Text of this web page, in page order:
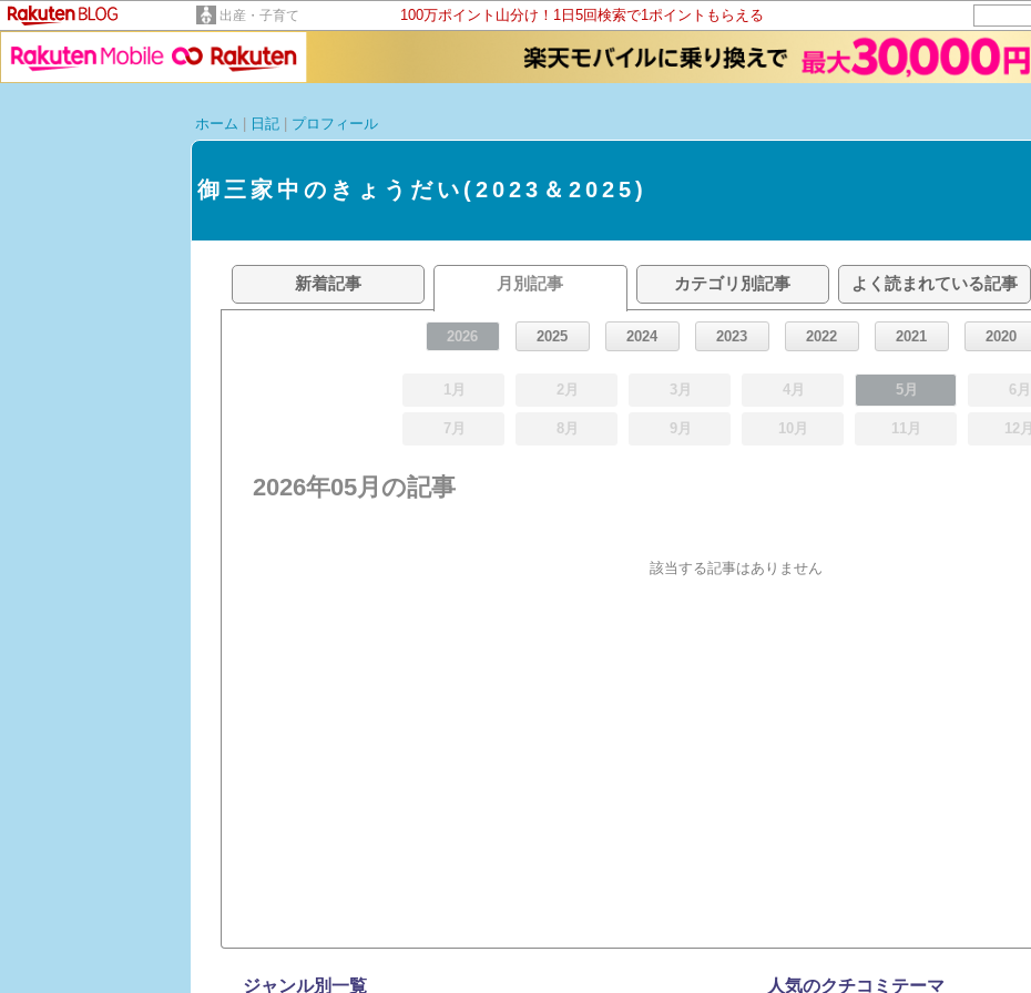
出産・子育て 100万ポイント山分け！1日5回検索で1ポイントもらえる
ホーム
日記 プロフィール
御三家中のきょうだい(2023＆2025)
新着記事 月別記事 カテゴリ別記事 よく読まれている記事
2026 2025 2024 2023 2022 2021 2020
1月 2月 3月 4月 5月 6月
7月 8月 9月 10月 11月 12月
2026年05月の記事
該当する記事はありません
ジャンル別一覧 人気のクチコミテーマ